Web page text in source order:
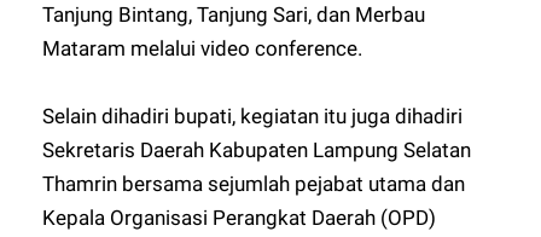
Tanjung Bintang, Tanjung Sari, dan Merbau
Mataram melalui video conference.
Selain dihadiri bupati, kegiatan itu juga dihadiri
Sekretaris Daerah Kabupaten Lampung Selatan
Thamrin bersama sejumlah pejabat utama dan
Kepala Organisasi Perangkat Daerah (OPD)